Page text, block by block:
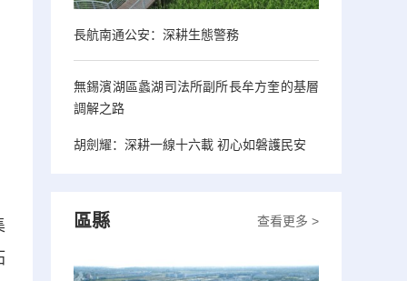
長航南通公安：深耕生態警務
無錫濱湖區蠡湖司法所副所長牟方奎的基層
調解之路
胡劍耀：深耕一線十六載 初心如磐護民安
查看更多 >
區縣